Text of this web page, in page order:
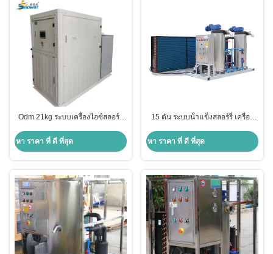
Odm 21kg ระบบเครื่องไอซ์สลอร์รี่
หา ราคา ที่ ดี ที่สุด
15 ตัน ระบบน้ําแข็งสลอร์รี่ เครื่อง
หา ราคา ที่ ดี ที่สุด